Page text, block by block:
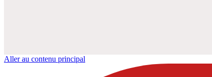
Aller au contenu principal